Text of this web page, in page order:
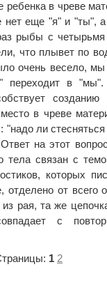
ребенка в чреве
нет еще "я" и "ты",
рыбы с
что плывет по
очень весело,
в "мы".
созданию
в чреве
"надо ли
на этот
тела связан с
которых
отделено от всего
рая, та же
с
1 2